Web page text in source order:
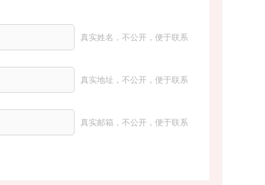
真实姓名，不公开，便于联系
真实地址，不公开，便于联系
真实邮箱，不公开，便于联系